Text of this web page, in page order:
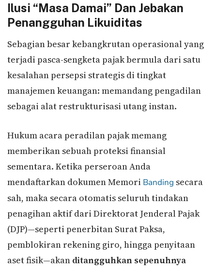
Ilusi “Masa Damai” Dan Jebakan
Penangguhan Likuiditas
Sebagian besar kebangkrutan operasional yang
terjadi pasca-sengketa pajak bermula dari satu
kesalahan persepsi strategis di tingkat
manajemen keuangan: memandang pengadilan
sebagai alat restrukturisasi utang instan.
Hukum acara peradilan pajak memang
memberikan sebuah proteksi finansial
sementara. Ketika perseroan Anda
mendaftarkan dokumen Memori Banding secara
sah, maka secara otomatis seluruh tindakan
penagihan aktif dari Direktorat Jenderal Pajak
(DJP)—seperti penerbitan Surat Paksa,
pemblokiran rekening giro, hingga penyitaan
aset fisik—akan ditangguhkan sepenuhnya